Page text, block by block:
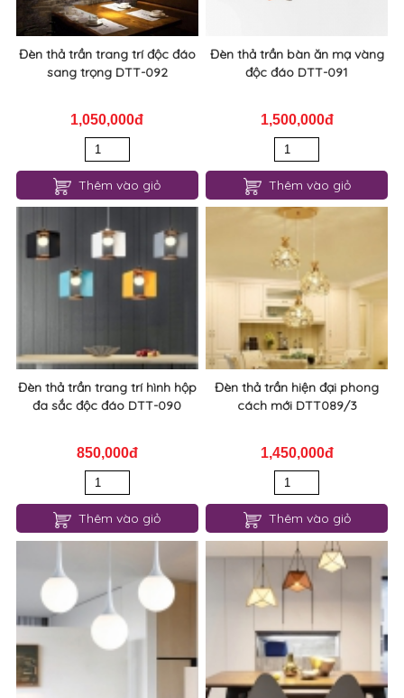
Đèn thả trần trang trí độc đáo
sang trọng DTT-092
1,050,000đ
Thêm vào giỏ
Đèn thả trần bàn ăn mạ vàng
độc đáo DTT-091
1,500,000đ
Thêm vào giỏ
Đèn thả trần trang trí hình hộp
đa sắc độc đáo DTT-090
850,000đ
Thêm vào giỏ
Đèn thả trần hiện đại phong
cách mới DTT089/3
1,450,000đ
Thêm vào giỏ